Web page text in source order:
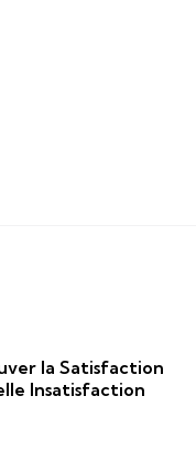
la Satisfaction
Insatisfaction